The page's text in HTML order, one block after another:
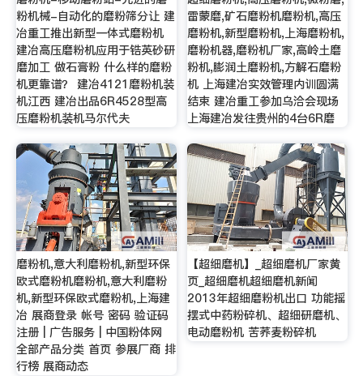
粉机械-自动化的磨粉筛分让 建
冶重工推出新型一体式磨粉机
建冶高压磨粉机应用于锆英砂研
磨加工 做石膏粉 什么样的磨粉
机更靠谱？ 建冶4121磨粉机装
机江西 建冶出品6R4528型高
压磨粉机装机马尔代夫
雷蒙磨,矿石磨粉机磨粉机,高压
磨粉机,新型磨粉机,上海磨粉机,
磨粉机器,磨粉机厂家,高岭土磨
粉机,膨润土磨粉机,方解石磨粉
机 上海建冶实效管理内训圆满
结束 建冶重工参加乌洽会现场
上海建冶发往贵州的4台6R磨
磨粉机,意大利磨粉机,新型环保
欧式磨粉机磨粉机,意大利磨粉
机,新型环保欧式磨粉机,上海建
冶 展商登录 帐号 密码 验证码
注册 | 广告服务 | 中国粉体网
全部产品分类 首页 参展厂商 排
行榜 展商动态
【超细磨机】_超细磨机厂家黄
页_超细磨机超细磨机新闻
2013年超细磨粉机出口 功能摇
摆式中药粉碎机、超细研磨机、
电动磨粉机 苦荞麦粉碎机